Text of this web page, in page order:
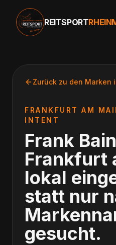
REITSPORT
Zurück zu den Marken
FRANKFURT AM
INTENT
Frank
Frankfurt
lokal
statt nur
gesucht.